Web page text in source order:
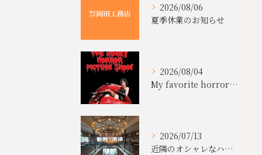
2026/08/06
夏季休業のお知らせ
2026/08/04
My favorite horror movies
2026/07/13
近隣のオシャレなハンバーガー店